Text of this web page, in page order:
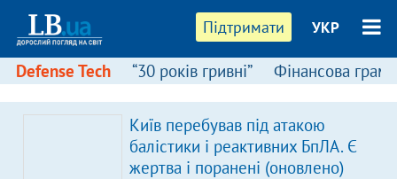
Підтримати УКР
Defense Tech “30 років гривні” Фінансова
Київ перебував під атакою
балістики і реактивних БпЛА. Є
жертва і поранені (оновлено)